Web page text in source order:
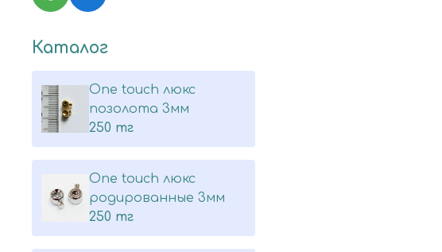
Каталог
One touch люкс
позолота 3мм
250 тг
One touch люкс
родированные 3мм
250 тг